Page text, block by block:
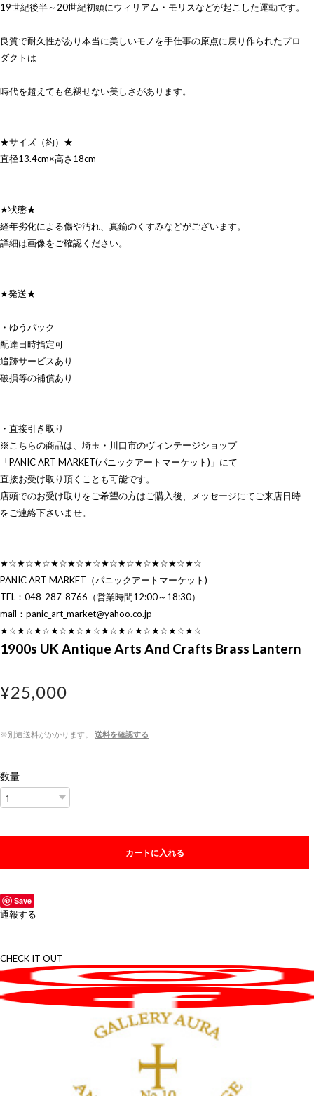
19世紀後半～20世紀初頭にウィリアム・モリスなどが起こした運動です。
良質で耐久性があり本当に美しいモノを手仕事の原点に戻り作られたプロ
ダクトは
時代を超えても色褪せない美しさがあります。
★サイズ（約）★
直径13.4cm×高さ18cm
★状態★
経年劣化による傷や汚れ、真鍮のくすみなどがございます。
詳細は画像をご確認ください。
★発送★
・ゆうパック
配達日時指定可
追跡サービスあり
破損等の補償あり
・直接引き取り
※こちらの商品は、埼玉・川口市のヴィンテージショップ
「PANIC ART MARKET(パニックアートマーケット)」にて
直接お受け取り頂くことも可能です。
店頭でのお受け取りをご希望の方はご購入後、メッセージにてご来店日時
をご連絡下さいませ。
★☆★☆★☆★☆★☆★☆★☆★☆★☆★☆★☆★☆
PANIC ART MARKET（パニックアートマーケット)
TEL：048-287-8766（営業時間12:00～18:30）
mail： panic_art_market@yahoo.co.jp
★☆★☆★☆★☆★☆★☆★☆★☆★☆★☆★☆★☆
1900s UK Antique Arts And Crafts Brass Lantern
¥25,000
※別途送料がかかります。 送料を確認する
数量
カートに入れる
Save
通報する
CHECK IT OUT